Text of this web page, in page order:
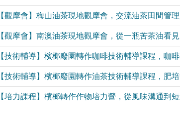
【觀摩會】梅山油茶現地觀摩會，交流油茶田間管
【觀摩會】南澳油茶現地觀摩會，從一瓶苦茶油看
【技術輔導】檳榔廢園轉作咖啡技術輔導課程，咖
【技術輔導】檳榔廢園轉作油茶技術輔導課程，肥
【培力課程】檳榔轉作作物培力營，從風味溝通到